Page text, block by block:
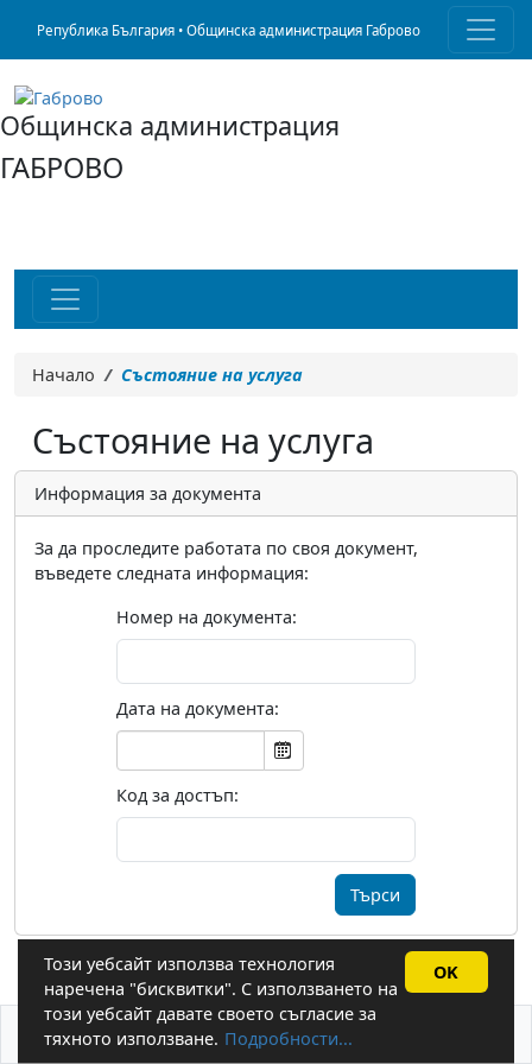
Република България • Общинска администрация Габрово
Общинска администрация
ГАБРОВО
Начало Състояние на услуга
Състояние на услуга
Информация за документа
За да проследите работата по своя документ,
въведете следната информация:
Номер на документа:
Дата на документа:
Код за достъп:
За бисквитките Системни изисквания
Този уебсайт използва технология
наречена "бисквитки". С използването на
този уебсайт давате своето съгласие за
тяхното използване. Подробности...
OK